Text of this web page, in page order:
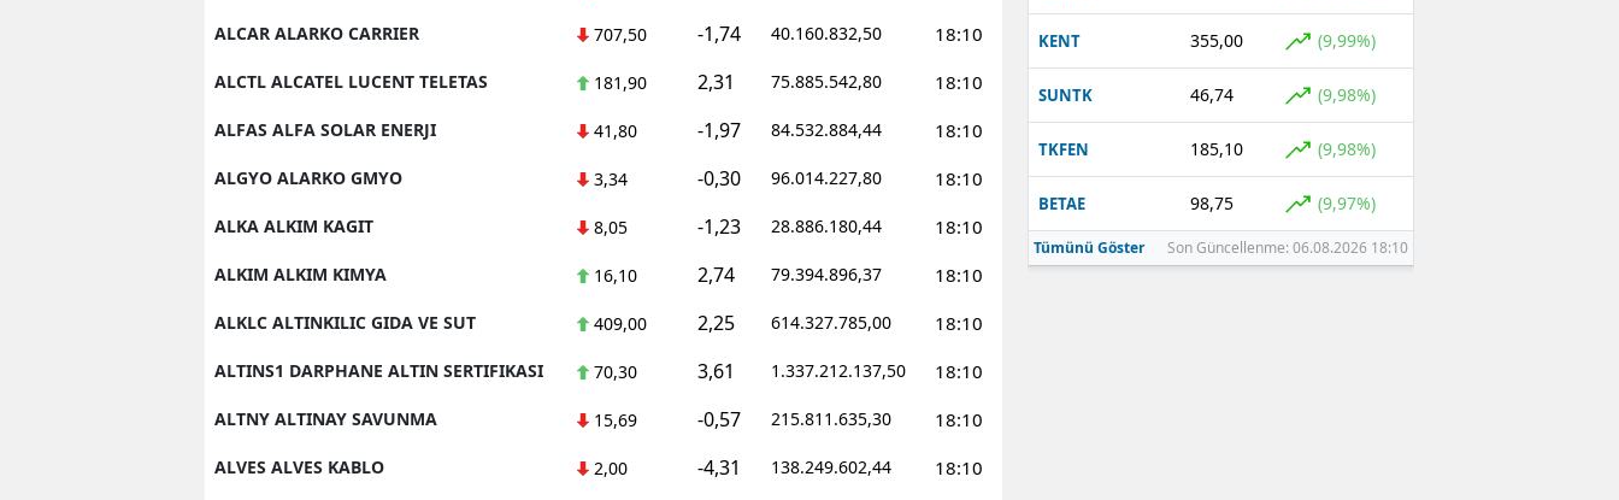
ALCAR ALARKO CARRIER 707,50 -1,74 40.160.832,50 18:10
ALCTL ALCATEL LUCENT TELETAS 181,90 2,31 75.885.542,80 18:10
ALFAS ALFA SOLAR ENERJI 41,80 -1,97 84.532.884,44 18:10
ALGYO ALARKO GMYO 3,34 -0,30 96.014.227,80 18:10
ALKA ALKIM KAGIT 8,05 -1,23 28.886.180,44 18:10
ALKIM ALKIM KIMYA 16,10 2,74 79.394.896,37 18:10
ALKLC ALTINKILIC GIDA VE SUT 409,00 2,25 614.327.785,00 18:10
ALTINS1 DARPHANE ALTIN SERTIFIKASI 70,30 3,61 1.337.212.137,50 18:10
ALTNY ALTINAY SAVUNMA 15,69 -0,57 215.811.635,30 18:10
ALVES ALVES KABLO 2,00 -4,31 138.249.602,44 18:10
KENT 355,00 (9,99%)
SUNTK 46,74 (9,98%)
TKFEN 185,10 (9,98%)
BETAE 98,75 (9,97%)
Tümünü Göster Son Güncellenme: 06.08.2026 18:10